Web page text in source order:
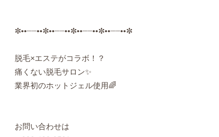
✼••┈┈••✼••┈┈••✼••┈┈••✼••┈┈••✼
脱毛×エステがコラボ！？
痛くない脱毛サロン✨
業界初のホットジェル使用🌈
お問い合わせは